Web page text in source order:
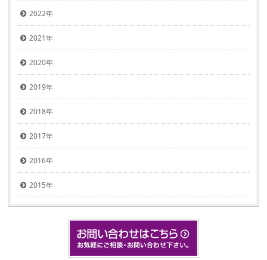
2022年
2021年
2020年
2019年
2018年
2017年
2016年
2015年